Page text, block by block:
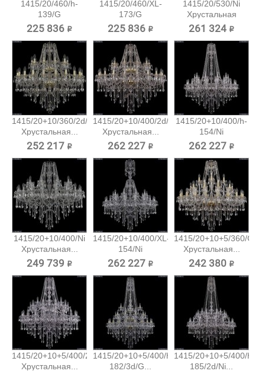
1415/20/460/h-
139/G
Хрустальная...
225 836 ₽
1415/20/460/XL-
173/G
Хрустальная...
225 836 ₽
1415/20/530/Ni
Хрустальная
подвесная...
261 324 ₽
1415/20+10/360/2d/G
Хрустальная...
252 217 ₽
1415/20+10/400/2d/G
Хрустальная...
262 227 ₽
1415/20+10/400/h-
154/Ni
Хрустальная...
262 227 ₽
1415/20+10/400/Ni
Хрустальная...
249 739 ₽
1415/20+10/400/XL-
154/Ni
Хрустальная...
262 227 ₽
1415/20+10+5/360/G
Хрустальная...
242 380 ₽
1415/20+10+5/400/2d/Ni
Хрустальная...
1415/20+10+5/400/h-
182/3d/G...
1415/20+10+5/400/h-
185/2d/Ni...